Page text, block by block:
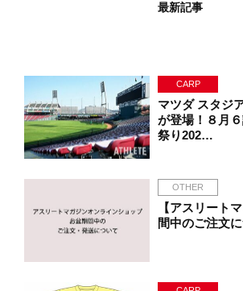
最新記事
CARP
マツダ スタジ
が登場！８月
祭り202…
OTHER
【アスリート
間中のご注文